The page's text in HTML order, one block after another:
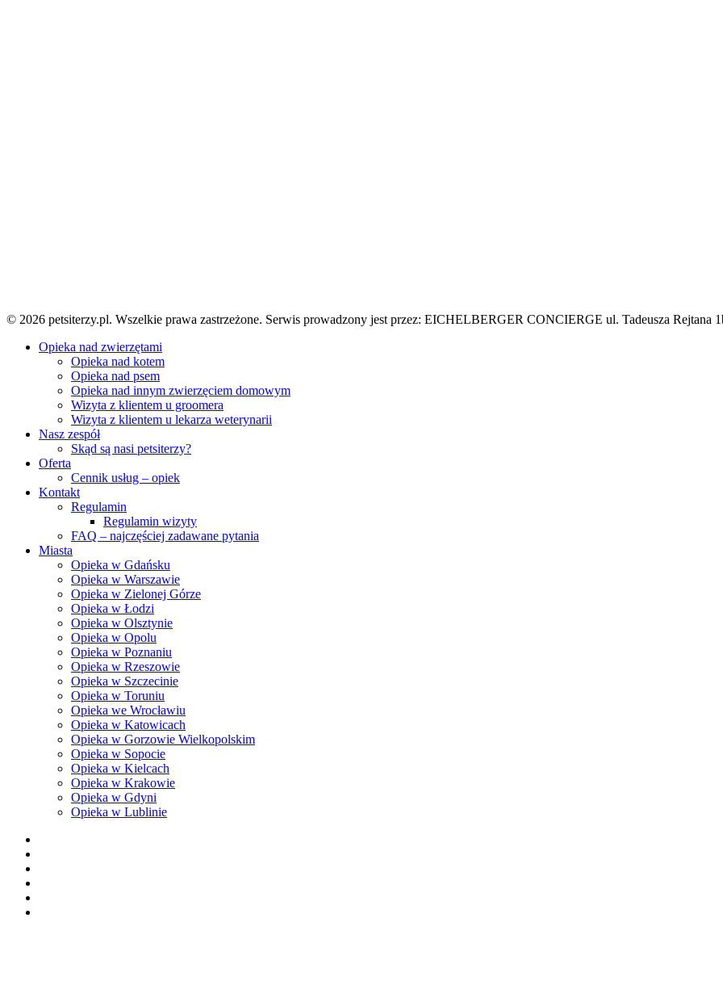
© 2026 petsiterzy.pl. Wszelkie prawa zastrzeżone. Serwis prowadzony jest przez: EICHELBERGER CONCIERGE ul. Tadeusza
Close
Opieka nad zwierzętami
Opieka nad kotem
Opieka nad psem
Opieka nad innym zwierzęciem domowym
Wizyta z klientem u groomera
Wizyta z klientem u lekarza weterynarii
Nasz zespół
Skąd są nasi petsiterzy?
Oferta
Cennik usług – opiek
Kontakt
Regulamin
Regulamin wizyty
FAQ – najczęściej zadawane pytania
Miasta
Opieka w Gdańsku
Opieka w Warszawie
Opieka w Zielonej Górze
Opieka w Łodzi
Opieka w Olsztynie
Opieka w Opolu
Opieka w Poznaniu
Opieka w Rzeszowie
Opieka w Szczecinie
Opieka w Toruniu
Opieka we Wrocławiu
Opieka w Katowicach
Opieka w Gorzowie Wielkopolskim
Opieka w Sopocie
Opieka w Kielcach
Opieka w Krakowie
Opieka w Gdyni
Opieka w Lublinie